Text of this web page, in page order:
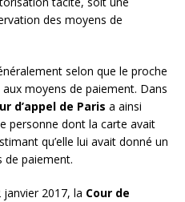
des moyens de
selon que le proche
moyens de paiement. Dans
d’appel de Paris a ainsi
personne dont la carte avait
qu’elle lui avait donné un
de paiement.
janvier 2017, la Cour de